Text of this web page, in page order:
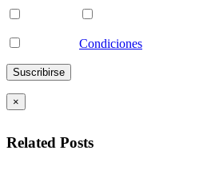
Condiciones
×
Related Posts